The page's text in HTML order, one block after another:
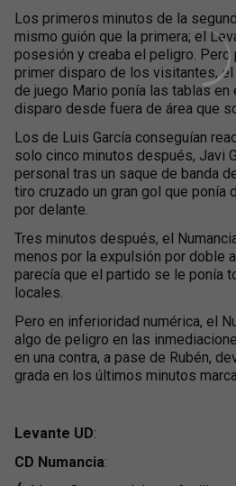
Los primeros minutos de la
mismo guión que la primera; el
posesión y creaba el peligro. Pero
primer disparo de los visitantes,
de juego Mario ponía las tablas en
disparo desde fuera de área que
Los de Luis García conseguían
solo cinco minutos después, Javi
personal tras un saque de banda
tiro cruzado un gran gol que ponía
por delante.
Tres minutos después, el
menos por la expulsión por doble
parecía que el partido se le ponía
locales.
Pero en inferioridad numérica, el
algo de peligro en las
en una contra, a pase de Rubén,
grada en los últimos minutos
Levante UD:
CD Numancia: